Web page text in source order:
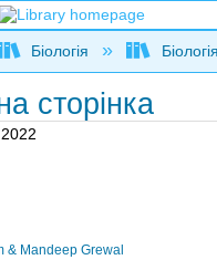
global hierarchy
Біологія
сторінка
& Mandeep Grewal